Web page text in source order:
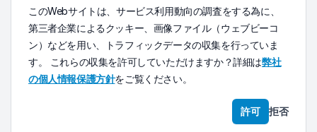
その他
Morse符号練習
個人情報保護方針
このWebサイトは、サービス利用動向の調査をする為に、
第三者企業によるクッキー、画像ファイル（ウェブビーコ
ン）などを用い、トラフィックデータの収集を行っていま
す。 これらの収集を許可していただけますか？詳細は弊社
の個人情報保護方針をご覧ください。
許可 拒否